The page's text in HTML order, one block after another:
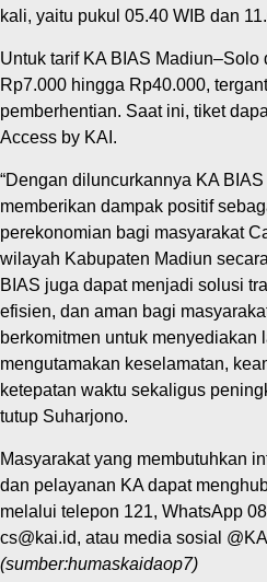
kali, yaitu pukul 05.40 WIB dan
Untuk tarif KA BIAS Madiun–Solo
Rp7.000 hingga Rp40.000,
pemberhentian. Saat ini, tiket
Access by KAI.
“Dengan diluncurkannya KA
memberikan dampak positif
perekonomian bagi masyarakat
wilayah Kabupaten Madiun
BIAS juga dapat menjadi solusi
efisien, dan aman bagi
berkomitmen untuk menyediakan
mengutamakan keselamatan,
ketepatan waktu sekaligus
tutup Suharjono.
Masyarakat yang membutuhkan
dan pelayanan KA dapat
melalui telepon 121, WhatsApp
cs@kai.id, atau media sosial
(sumber:humaskaidaop7)